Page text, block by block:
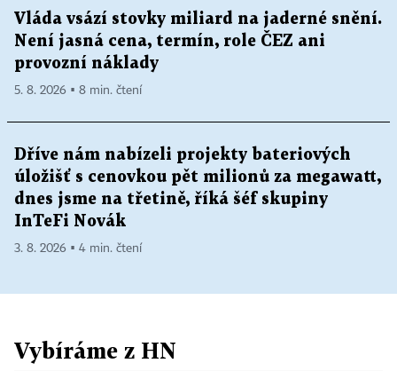
Vláda vsází stovky miliard na jaderné snění.
Není jasná cena, termín, role ČEZ ani
provozní náklady
5. 8. 2026 ▪ 8 min. čtení
Dříve nám nabízeli projekty bateriových
úložišť s cenovkou pět milionů za megawatt,
dnes jsme na třetině, říká šéf skupiny
InTeFi Novák
3. 8. 2026 ▪ 4 min. čtení
Vybíráme z HN